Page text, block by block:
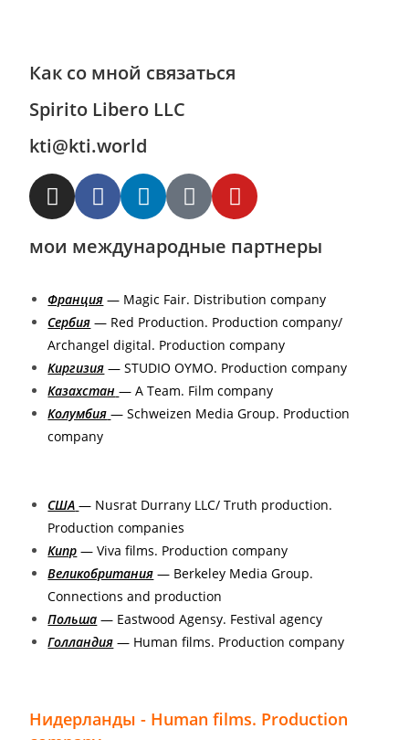
Как со мной связаться
Spirito Libero LLC
kti@kti.world
мои международные партнеры
Франция — Magic Fair. Distribution company
Сербия — Red Production. Production company/
Archangel digital. Production company
Киргизия — STUDIO OYMO. Production company
Казахстан — A Team. Film company
Колумбия — Schweizen Media Group. Production
company
США — Nusrat Durrany LLC/ Truth production.
Production companies
Кипр — Viva films. Production company
Великобритания — Berkeley Media Group.
Connections and production
Польша — Eastwood Agensy. Festival agency
Голландия — Human films. Production company
Нидерланды - Human films. Production